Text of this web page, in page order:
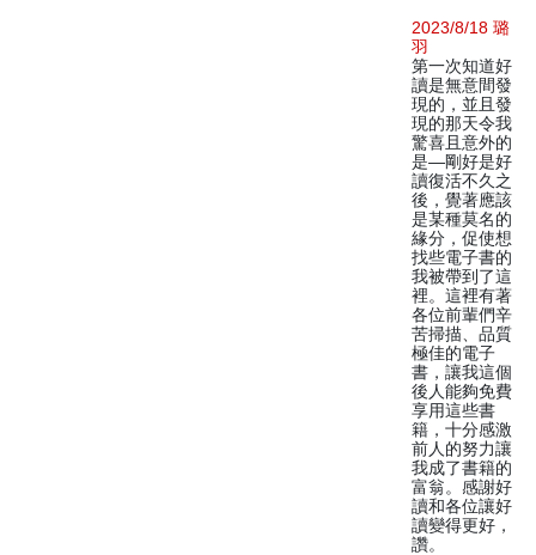
2023/8/18 璐
羽
第一次知道好
讀是無意間發
現的，並且發
現的那天令我
驚喜且意外的
是—剛好是好
讀復活不久之
後，覺著應該
是某種莫名的
緣分，促使想
找些電子書的
我被帶到了這
裡。這裡有著
各位前輩們辛
苦掃描、品質
極佳的電子
書，讓我這個
後人能夠免費
享用這些書
籍，十分感激
前人的努力讓
我成了書籍的
富翁。感謝好
讀和各位讓好
讀變得更好，
讚。